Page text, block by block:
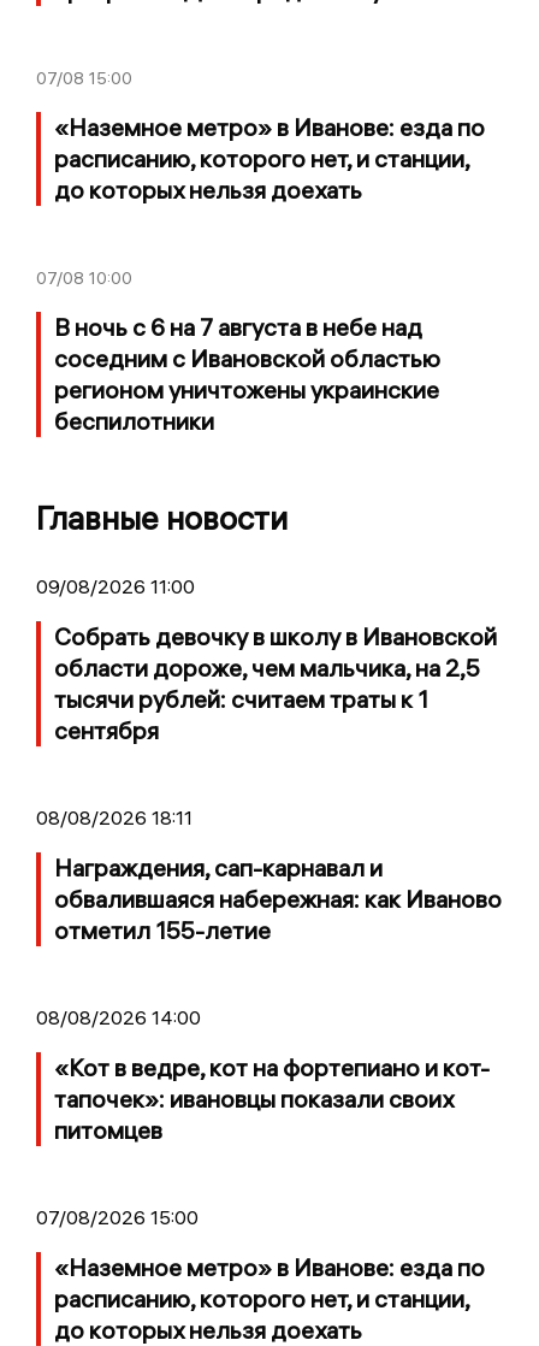
07/08 15:00
«Наземное метро» в Иванове: езда по
расписанию, которого нет, и станции,
до которых нельзя доехать
07/08 10:00
В ночь с 6 на 7 августа в небе над
соседним с Ивановской областью
регионом уничтожены украинские
беспилотники
Главные новости
09/08/2026 11:00
Собрать девочку в школу в Ивановской
области дороже, чем мальчика, на 2,5
тысячи рублей: считаем траты к 1
сентября
08/08/2026 18:11
Награждения, сап-карнавал и
обвалившаяся набережная: как Иваново
отметил 155-летие
08/08/2026 14:00
«Кот в ведре, кот на фортепиано и кот-
тапочек»: ивановцы показали своих
питомцев
07/08/2026 15:00
«Наземное метро» в Иванове: езда по
расписанию, которого нет, и станции,
до которых нельзя доехать